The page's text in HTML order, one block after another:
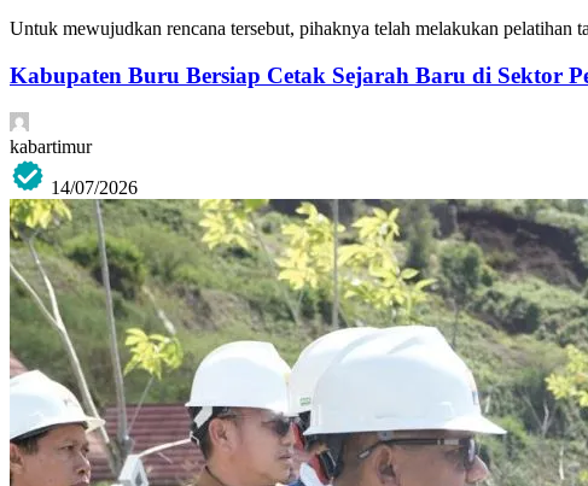
Untuk mewujudkan rencana tersebut, pihaknya telah melakukan pelatihan
Kabupaten Buru Bersiap Cetak Sejarah Baru di Sektor
kabartimur
14/07/2026